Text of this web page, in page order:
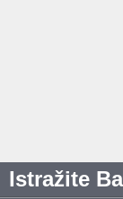
Istražite